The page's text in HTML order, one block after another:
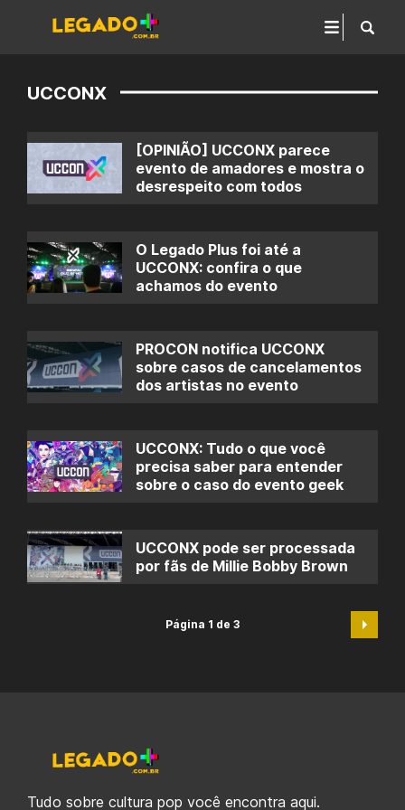
UCCONX
[OPINIÃO] UCCONX parece
evento de amadores e mostra o
desrespeito com todos
O Legado Plus foi até a
UCCONX: confira o que
achamos do evento
PROCON notifica UCCONX
sobre casos de cancelamentos
dos artistas no evento
UCCONX: Tudo o que você
precisa saber para entender
sobre o caso do evento geek
UCCONX pode ser processada
por fãs de Millie Bobby Brown
Página 1 de 3
Tudo sobre cultura pop você encontra aqui.